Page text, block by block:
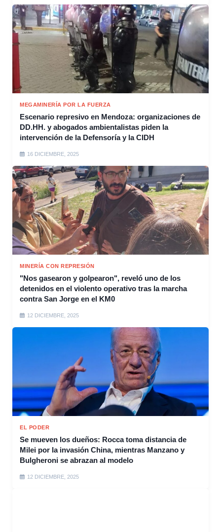
MEGAMINERÍA POR LA FUERZA
Escenario represivo en Mendoza: organizaciones de
DD.HH. y abogados ambientalistas piden la
intervención de la Defensoría y la CIDH
16 DICIEMBRE, 2025
MINERÍA CON REPRESIÓN
"Nos gasearon y golpearon", reveló uno de los
detenidos en el violento operativo tras la marcha
contra San Jorge en el KM0
12 DICIEMBRE, 2025
EL PODER
Se mueven los dueños: Rocca toma distancia de
Milei por la invasión China, mientras Manzano y
Bulgheroni se abrazan al modelo
12 DICIEMBRE, 2025